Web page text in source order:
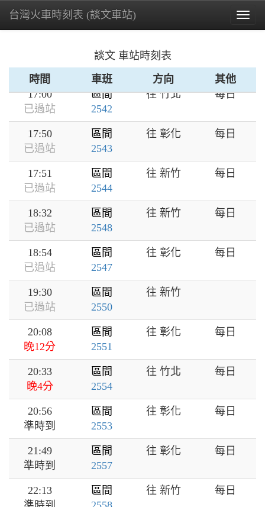
台灣火車時刻表 (談文車站)
談文 車站時刻表
時間
車班 方向 其他
16:27
已過站
區間
2539
已過站
區間
2541
往 彰化
17:00
已過站
區間
2542
往 竹北 每日
17:50
已過站
區間
2543
往 彰化 每日
17:51
已過站
區間
2544
往 新竹 每日
18:32
已過站
區間
2548
往 新竹 每日
18:54
已過站
區間
2547
往 彰化 每日
19:30
已過站
區間
2550
往 新竹
20:08
晚12分
區間
2551
往 彰化 每日
20:33
晚4分
區間
2554
往 竹北 每日
20:56
準時到
區間
2553
往 彰化 每日
21:49
準時到
區間
2557
往 彰化 每日
22:13
準時到
區間
2558
往 新竹 每日